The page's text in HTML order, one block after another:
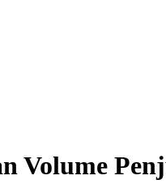
Volume